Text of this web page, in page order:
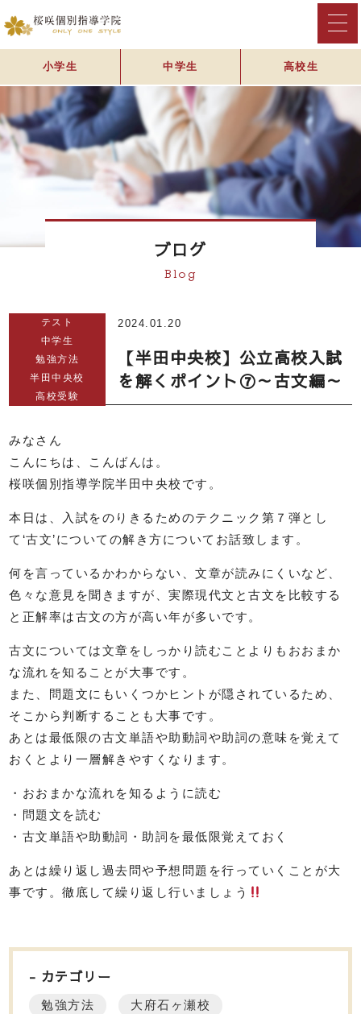
小学生 中学生 高校生
ブログ
Blog
テスト
中学生
勉強方法
半田中央校
高校受験
2024.01.20
【半田中央校】公立高校入試
を解くポイント⑦～古文編～
みなさん
こんにちは、こんばんは。
桜咲個別指導学院半田中央校です。
本日は、入試をのりきるためのテクニック第７弾とし
て‘古文’についての解き方についてお話致します。
何を言っているかわからない、文章が読みにくいなど、
色々な意見を聞きますが、実際現代文と古文を比較する
と正解率は古文の方が高い年が多いです。
古文については文章をしっかり読むことよりもおおまか
な流れを知ることが大事です。
また、問題文にもいくつかヒントが隠されているため、
そこから判断することも大事です。
あとは最低限の古文単語や助動詞や助詞の意味を覚えて
おくとより一層解きやすくなります。
・おおまかな流れを知るように読む
・問題文を読む
・古文単語や助動詞・助詞を最低限覚えておく
あとは繰り返し過去問や予想問題を行っていくことが大
事です。徹底して繰り返し行いましょう
カテゴリー
勉強方法 大府石ヶ瀬校